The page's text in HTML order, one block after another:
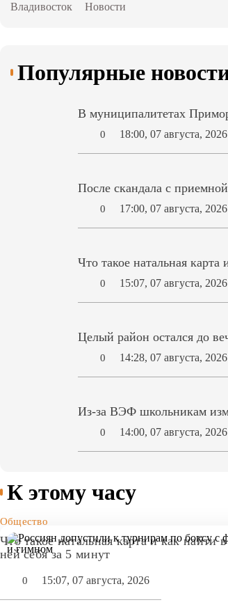
Владивосток Новости
Популярные
В муниципалитетах
0 18:00, 07 августа, 2026
После скандала с
0 17:00, 07 августа, 2026
Что такое натальная
0 15:07, 07 августа, 2026
Целый район остался до
0 14:28, 07 августа, 2026
Из-за ВЭФ школьникам
0 14:00, 07 августа, 2026
К этому часу
Общество
Что такое натальная карта и как найти в
ней себя за 5 минут
0 15:07, 07 августа, 2026